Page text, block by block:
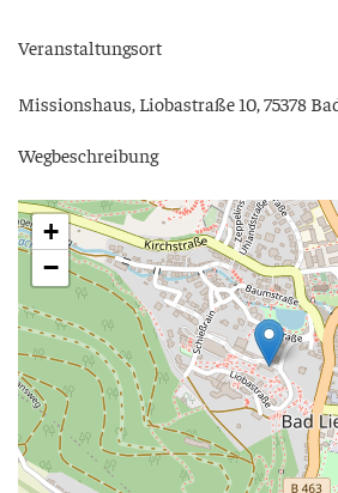
Ver­an­stal­tungs­ort
Mis­si­ons­haus, Lio­ba­stra­ße 10, 75378
Weg­be­schrei­bung
+
−